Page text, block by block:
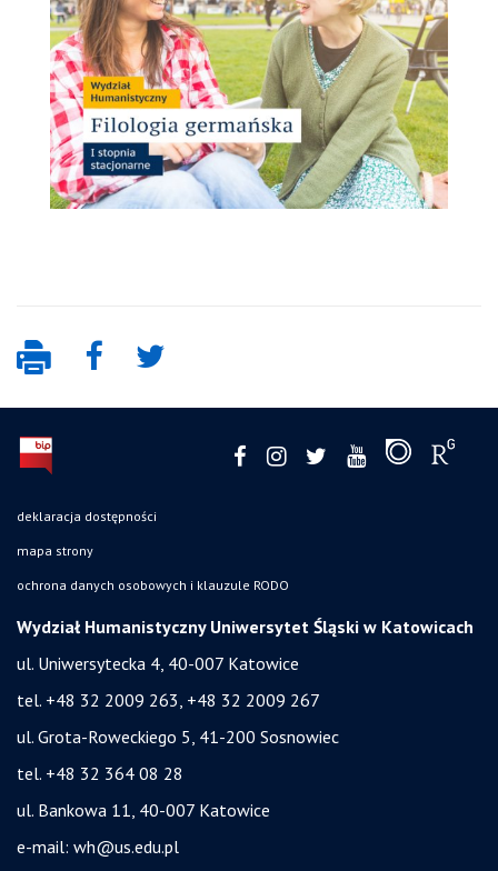
deklaracja dostępności
mapa strony
ochrona danych osobowych i klauzule RODO
Wydział Humanistyczny Uniwersytet Śląski w Katowicach
ul. Uniwersytecka 4, 40-007 Katowice
tel. +48 32 2009 263, +48 32 2009 267
ul. Grota-Roweckiego 5, 41-200 Sosnowiec
tel. +48 32 364 08 28
ul. Bankowa 11, 40-007 Katowice
e-mail: wh@us.edu.pl